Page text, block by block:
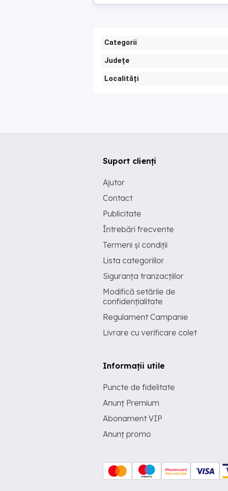
Categorii
Județe
Localități
Suport clienți
Ajutor
Contact
Publicitate
Întrebări frecvente
Termeni și condiții
Lista categoriilor
Siguranța tranzacțiilor
Modifică setările de
confidențialitate
Regulament Campanie
Livrare cu verificare colet
Informații utile
Puncte de fidelitate
Anunț Premium
Abonament VIP
Anunț promo